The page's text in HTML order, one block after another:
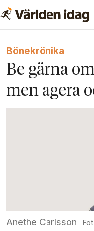
Bönekrönika
Be gärna
men agera
Anethe Carlsson